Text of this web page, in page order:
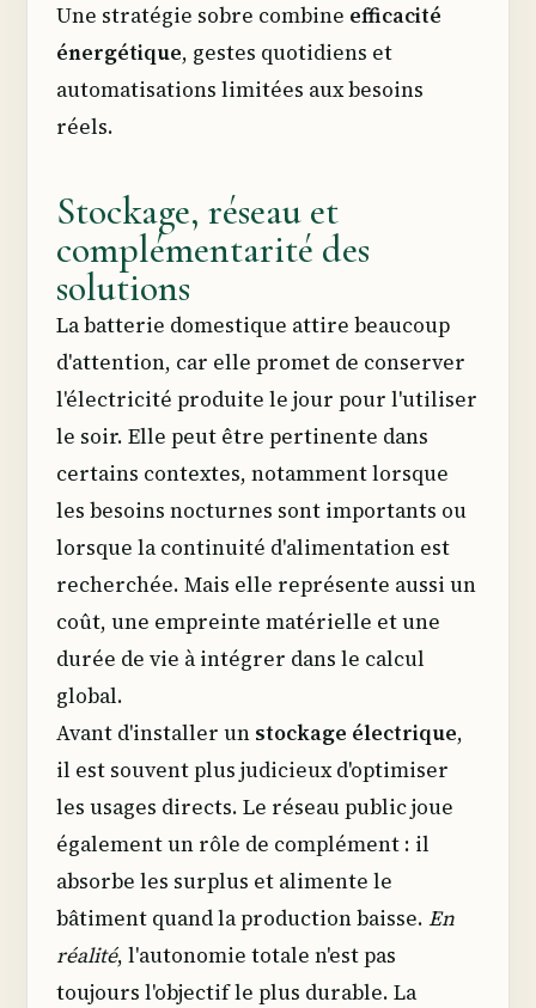
Une stratégie sobre combine efficacité
énergétique, gestes quotidiens et
automatisations limitées aux besoins
réels.
Stockage, réseau et
complémentarité des
solutions
La batterie domestique attire beaucoup
d'attention, car elle promet de conserver
l'électricité produite le jour pour l'utiliser
le soir. Elle peut être pertinente dans
certains contextes, notamment lorsque
les besoins nocturnes sont importants ou
lorsque la continuité d'alimentation est
recherchée. Mais elle représente aussi un
coût, une empreinte matérielle et une
durée de vie à intégrer dans le calcul
global.
Avant d'installer un stockage électrique,
il est souvent plus judicieux d'optimiser
les usages directs. Le réseau public joue
également un rôle de complément : il
absorbe les surplus et alimente le
bâtiment quand la production baisse. En
réalité, l'autonomie totale n'est pas
toujours l'objectif le plus durable. La